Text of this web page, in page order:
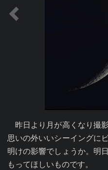
昨日より月が高くなり撮
思いの外いいシーイングに
明けの影響でしょうか。明
もってほしいものです。